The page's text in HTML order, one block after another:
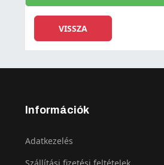
Információk
Adatkezelés